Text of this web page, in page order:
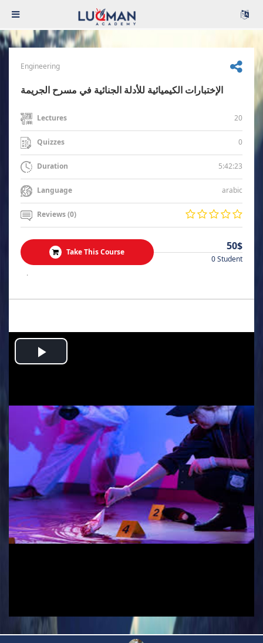
Engineering
الإختبارات الكيميائية للأدلة الجنائية في مسرح الجريمة
Lectures 20
Quizzes 0
Duration 5:42:23
Language arabic
Reviews (0)
Take This Course 50$
0 Student
.
Play